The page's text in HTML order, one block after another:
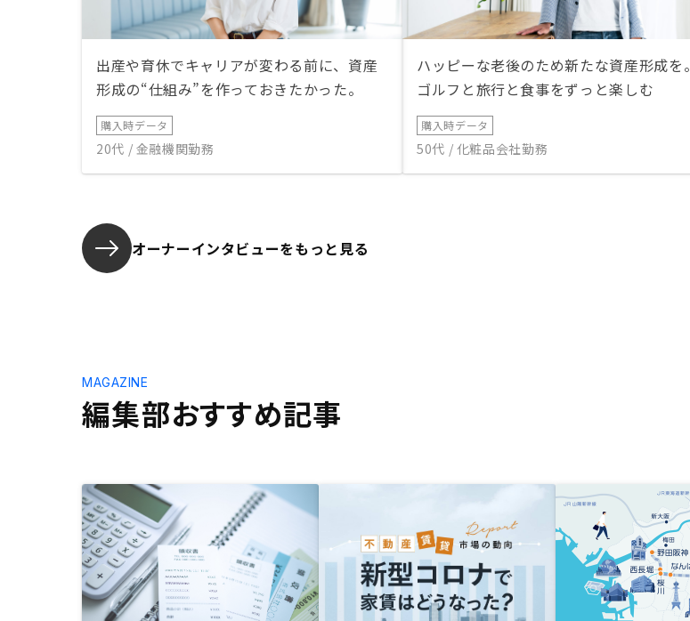
出産や育休でキャリアが変わる前に、資産
形成の“仕組み”を作っておきたかった。
購入時データ
20代 / 金融機関勤務
ハッピーな老後のため新たな資産形成を。
ゴルフと旅行と食事をずっと楽しむ
購入時データ
50代 / 化粧品会社勤務
オーナーインタビューをもっと見る
編集部おすすめ記事
MAGAZINE